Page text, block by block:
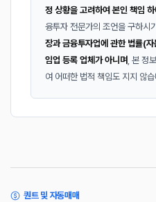
정 상황을 고려하여 본인 책임 하
융투자 전문가의 조언을 구하시
장과 금융투자업에 관한 법률(
임업 등록 업체가 아니며 , 본 정
여 어떠한 법적 책임도 지지 않
퀀트 및 자동매매